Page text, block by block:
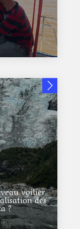
voilier
des
?